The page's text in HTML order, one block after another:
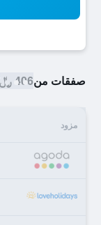
صفقات من406 ﷼
مزود